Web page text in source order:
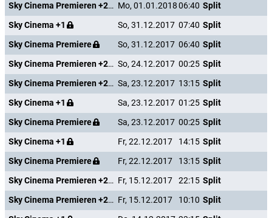
Sky Cinema Premieren +24 Mo, 01.01.201806:40 Split
Sky Cinema +1
So, 31.12.2017 07:40 Split
Sky Cinema Premiere
So, 31.12.2017 06:40 Split
Sky Cinema Premieren +24 So, 24.12.2017 00:25 Split
Sky Cinema Premieren +24 Sa, 23.12.2017 13:15 Split
Sky Cinema +1
Sa, 23.12.2017 01:25 Split
Sky Cinema Premiere
Sa, 23.12.2017 00:25 Split
Sky Cinema +1
Fr, 22.12.2017 14:15 Split
Sky Cinema Premiere
Fr, 22.12.2017 13:15 Split
Sky Cinema Premieren +24 Fr, 15.12.2017 22:15 Split
Sky Cinema Premieren +24 Fr, 15.12.2017 10:10 Split